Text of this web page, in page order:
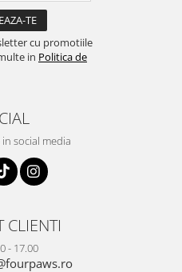
cu promotiile
in Politica de
social media
CLIENTI
- 17.00